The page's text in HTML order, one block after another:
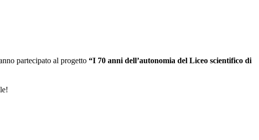
partecipato al progetto “I 70 anni dell’autonomia del Liceo scientifico di